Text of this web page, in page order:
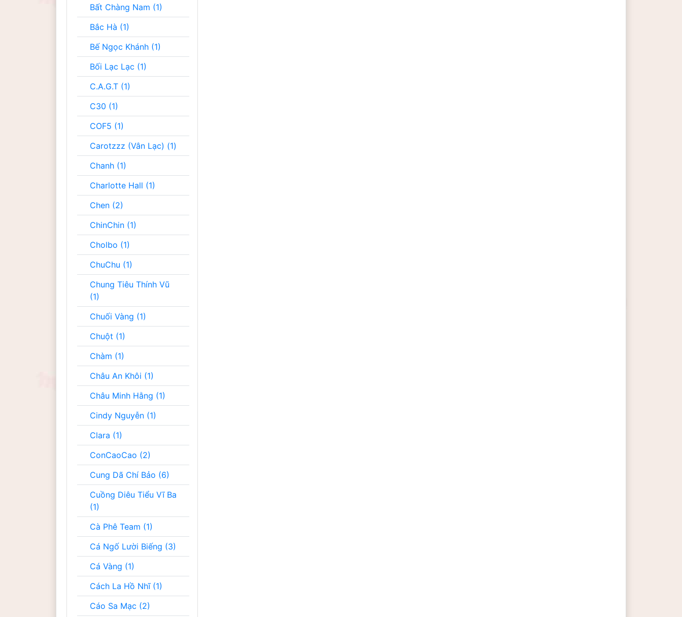
Bất Chàng Nam (1)
Bắc Hà (1)
Bế Ngọc Khánh (1)
Bối Lạc Lạc (1)
C.A.G.T (1)
C30 (1)
COF5 (1)
Carotzzz (Vân Lạc) (1)
Chanh (1)
Charlotte Hall (1)
Chen (2)
ChinChin (1)
Cholbo (1)
ChuChu (1)
Chung Tiêu Thính Vũ
(1)
Chuối Vàng (1)
Chuột (1)
Chàm (1)
Châu An Khôi (1)
Châu Minh Hằng (1)
Cindy Nguyễn (1)
Clara (1)
ConCaoCao (2)
Cung Dã Chí Bảo (6)
Cuồng Diêu Tiểu Vĩ Ba
(1)
Cà Phê Team (1)
Cá Ngố Lười Biếng (3)
Cá Vàng (1)
Cách La Hồ Nhĩ (1)
Cáo Sa Mạc (2)